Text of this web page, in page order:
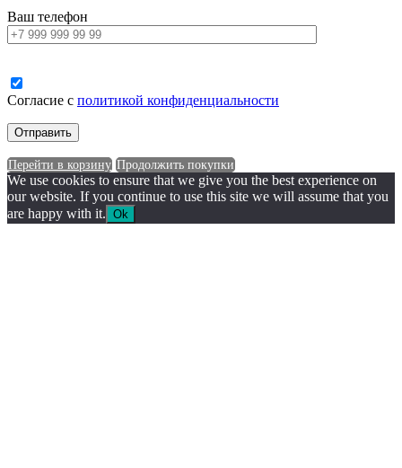
Ваш телефон
Согласие с политикой конфиденциальности
Перейти в корзину Продолжить покупки
We use cookies to ensure that we give you the best experience on
our website. If you continue to use this site we will assume that you
are happy with it. Ok